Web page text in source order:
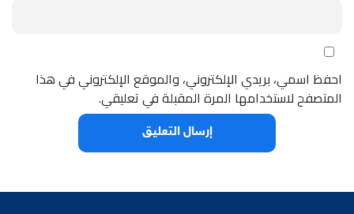
احفظ اسمي، بريدي الإلكتروني، والموقع الإلكتروني في هذا
المتصفح لاستخدامها المرة المقبلة في تعليقي.